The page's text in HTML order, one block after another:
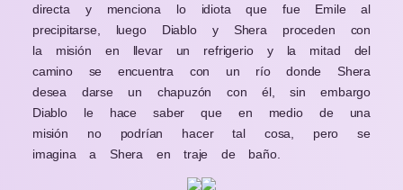
directa y menciona lo idiota que fue Emile al
precipitarse, luego Diablo y Shera proceden con
la misión en llevar un refrigerio y la mitad del
camino se encuentra con un río donde Shera
desea darse un chapuzón con él, sin embargo
Diablo le hace saber que en medio de una
misión no podrían hacer tal cosa, pero se
imagina a Shera en traje de baño.